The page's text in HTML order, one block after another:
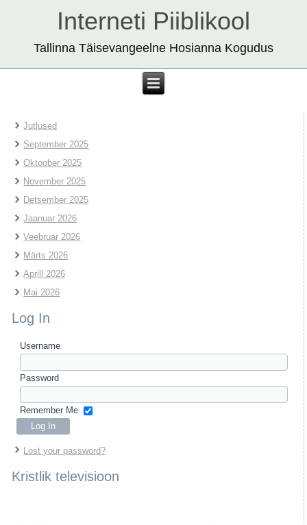
Interneti Piiblikool
Tallinna Täisevangeelne Hosianna Kogudus
Jutlused
September 2025
Oktoober 2025
November 2025
Detsember 2025
Jaanuar 2026
Veebruar 2026
Märts 2026
Aprill 2026
Mai 2026
Log In
Username
Password
Remember Me
Lost your password?
Kristlik televisioon